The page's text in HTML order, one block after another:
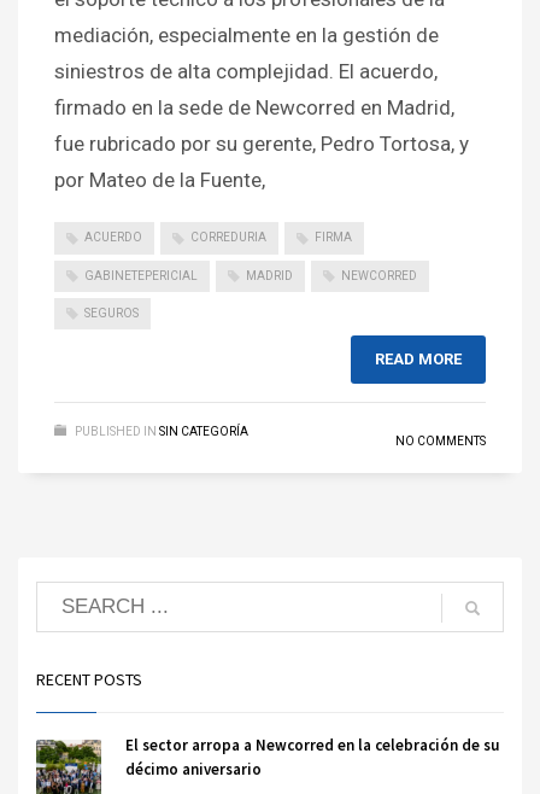
mediación, especialmente en la gestión de
siniestros de alta complejidad. El acuerdo,
firmado en la sede de Newcorred en Madrid,
fue rubricado por su gerente, Pedro Tortosa, y
por Mateo de la Fuente,
ACUERDO CORREDURIA FIRMA
GABINETEPERICIAL MADRID NEWCORRED
SEGUROS
READ MORE
PUBLISHED IN SIN CATEGORÍA
NO COMMENTS
RECENT POSTS
El sector arropa a Newcorred en la celebración de su
décimo aniversario